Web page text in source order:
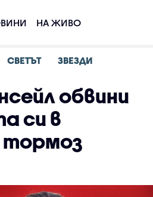
НА ЖИВО
СВЕТЪТ ЗВЕЗДИ
обвини
си в
тормоз